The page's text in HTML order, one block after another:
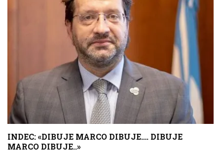
INDEC: «DIBUJE MARCO DIBUJE…. DIBUJE
MARCO DIBUJE..»